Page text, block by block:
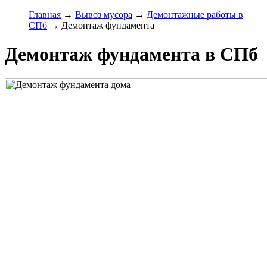
Главная → Вывоз мусора → Демонтажные работы в
СПб → Демонтаж фундамента
Демонтаж фундамента в СПб